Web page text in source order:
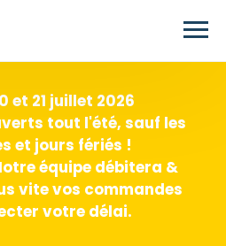
et 21 juillet 2026
tout l'été, sauf les
et jours fériés !
équipe débitera &
vite vos commandes
votre délai.